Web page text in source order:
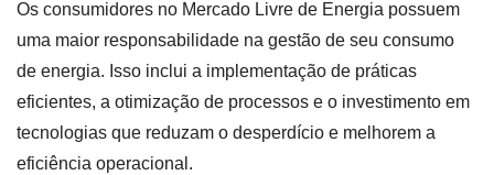
Os consumidores no Mercado Livre de Energia possuem
uma maior responsabilidade na gestão de seu consumo
de energia. Isso inclui a implementação de práticas
eficientes, a otimização de processos e o investimento em
tecnologias que reduzam o desperdício e melhorem a
eficiência operacional.